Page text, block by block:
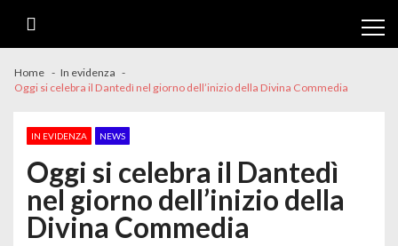
Home
In evidenza
Oggi si celebra il Dantedì nel giorno dell’inizio della Divina Commedia
IN EVIDENZA NEWS
Oggi si celebra il Dantedì
nel giorno dell’inizio della
Divina Commedia